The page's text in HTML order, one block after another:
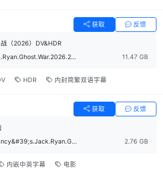
获取 反馈
（2026）DV&HDR
Tom.Clancys.Jack.Ryan.Ghost.War.2026.2160p.AMZN.WEB-DL.H265.DV.HDR.DDP5.1.Atmos-BiVerse.mkv
11.47 GB
HDR 内封简繁双语字幕
获取 反馈
杰克·莱恩.Tom.Clancy&#39;s.Jack.Ryan.Ghost.War.2026.1080p中英字幕.mp4
2.76 GB
内嵌中英字幕 电影